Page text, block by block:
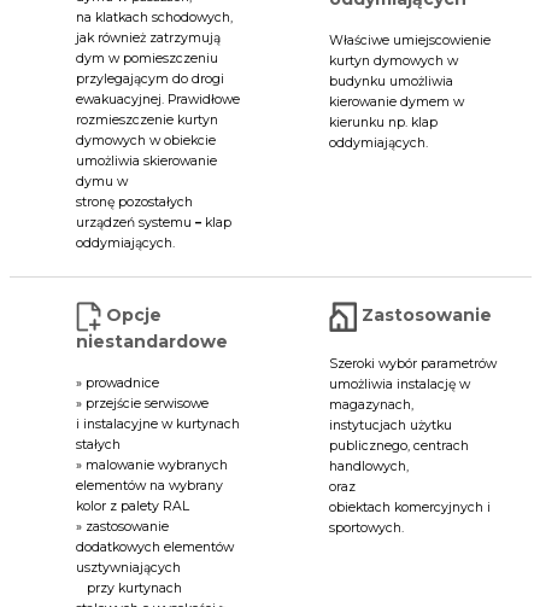
na klatkach schodowych,
jak również zatrzymują
dym w pomieszczeniu
przylegającym do drogi
ewakuacyjnej. Prawidłowe
rozmieszczenie kurtyn
dymowych w obiekcie
umożliwia skierowanie
dymu w
stronę pozostałych
urządzeń systemu –klap
oddymiających.
Właściwe umiejscowienie
kurtyn dymowych w
budynku umożliwia
kierowanie dymem w
kierunku np. klap
oddymiających.
Opcje
niestandardowe
» prowadnice
» przejście serwisowe
i instalacyjne w kurtynach
stałych
» malowanie wybranych
elementów na wybrany
kolor z palety RAL
» zastosowanie
dodatkowych elementów
usztywniających
przy kurtynach
Zastosowanie
Szeroki wybór parametrów
umożliwia instalację w
magazynach,
instytucjach użytku
publicznego, centrach
handlowych,
oraz
obiektach komercyjnych i
sportowych.